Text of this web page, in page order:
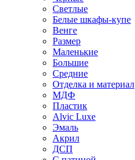
Светлые
Белые шкафы-купе
Венге
Размер
Маленькие
Большие
Средние
Отделка и материал
МДФ
Пластик
Alvic Luxe
Эмаль
Акрил
ДСП